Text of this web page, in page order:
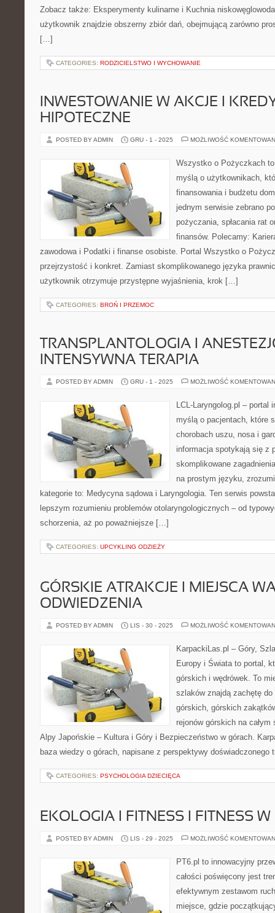
Zobacz także: Eksperymenty kulinarne i Kuchnia
użytkownik znajdzie obszerny zbiór dań, obejmującą zarówno
[…]
CATEGORIES: RODZICIELSTWO I WYCHOWANIE
INWESTOWANIE W AKCJE I
HIPOTECZNE
POSTED BY ADMIN GRU - 1 - 2025 MOŻLIWOŚĆ
Wszystko o Pożyczkach
myślą o użytkownikach,
finansowania i budżetu
jednym serwisie zebrano
pożyczania, spłacania rat
finansów. Polecamy:
zawodowa i Podatki i finanse osobiste. Portal Wszystko o
przejrzystość i konkret. Zamiast skomplikowanego języka
użytkownik otrzymuje przystępne wyjaśnienia, krok […]
CATEGORIES: BROŃ I PRZEMOC
TRANSPLANTOLOGIA I
INTENSYWNA TERAPIA
POSTED BY ADMIN GRU - 1 - 2025 MOŻLIWOŚĆ
LCL-Laryngolog.pl – portal
myślą o pacjentach, które
chorobach uszu, nosa i
informacja spotykają się z
skomplikowane
na prostym języku,
kategorie to: Medycyna sądowa i Laryngologia. Ten serwis
lepszym rozumieniu problemów otolaryngologicznych – od
schorzenia, aż po poważniejsze […]
CATEGORIES: UPCYKLING ODZIEŻY
GÓRSKIE ATRAKCJE I MIEJSCA
ODWIEDZENIA
POSTED BY ADMIN LIS - 30 - 2025 MOŻLIWOŚĆ
KarpackiLas.pl – Góry,
Europy i Świata to portal,
górskich i wędrówek. To
szlaków znajdą zachętę
górskich, górskich
rejonów górskich na
Alpy Japońskie – Kultura i Góry i Bezpieczeństwo w górach.
baza wiedzy o górach, napisane z perspektywy
CATEGORIES: PSYCHOLOGIA DZIECIĘCA
EKOLOGIA I FITNESS I FITNESS W
POSTED BY ADMIN LIS - 29 - 2025 MOŻLIWOŚĆ
PT6.pl to innowacyjny
całości poświęcony jest
efektywnym zestawom
miejsce, gdzie